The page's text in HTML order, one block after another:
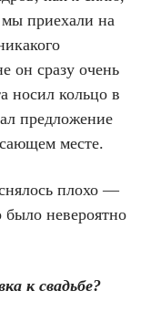
приехали на
он сразу очень
носил кольцо в
предложение
месте.
плохо —
было невероятно
к свадьбе?